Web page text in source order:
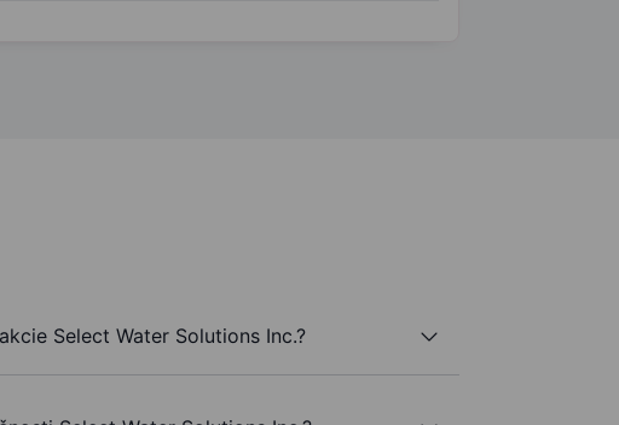
Select Water Solutions Inc.?